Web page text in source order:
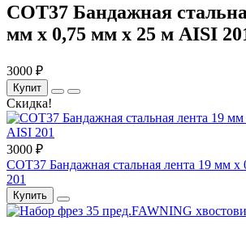
COT37 Бандажная
мм x 0,75 мм x 25 м AISI
3000 ₽
Купит
Скидка!
3000 ₽
COT37 Бандажная стальная лента 19 мм
201
Купить